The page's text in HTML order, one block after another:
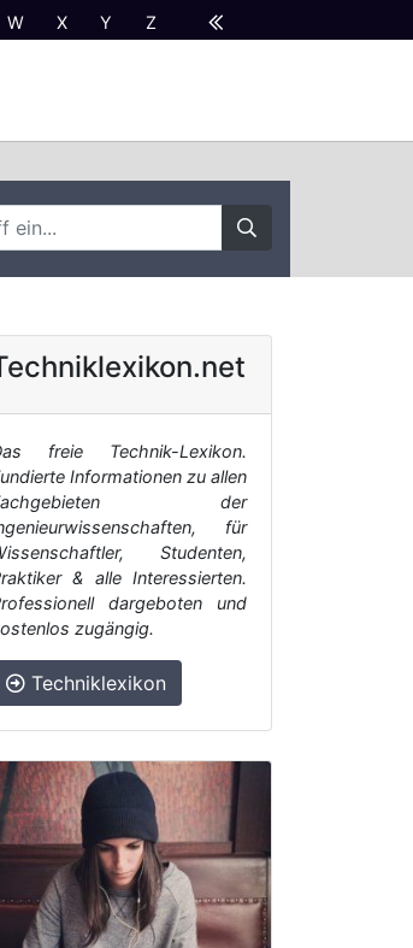
W X Y Z
freie Technik-Lexikon.
Informationen zu allen
der
für
Studenten,
& alle Interessierten.
dargeboten und
zugängig.
Techniklexikon